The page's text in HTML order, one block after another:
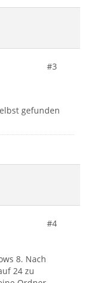
#3
gefunden
#4
8. Nach
24 zu